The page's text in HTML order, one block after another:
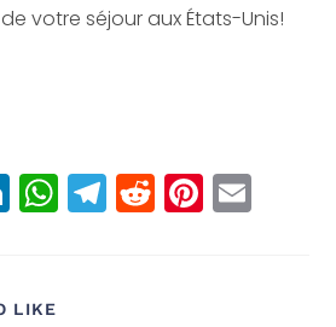
votre séjour aux États-Unis!
Li
n
e
W
h
T
el
R
e
Pi
n
LIKE